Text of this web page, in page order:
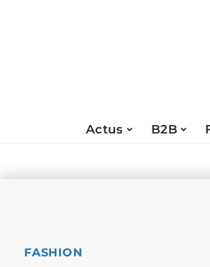
Actus B2B
FASHION